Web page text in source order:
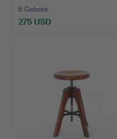
6 Gebote
275 USD